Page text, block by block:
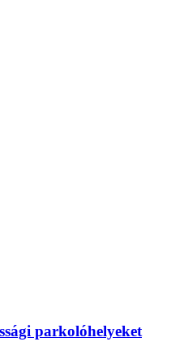
parkolóhelyeket